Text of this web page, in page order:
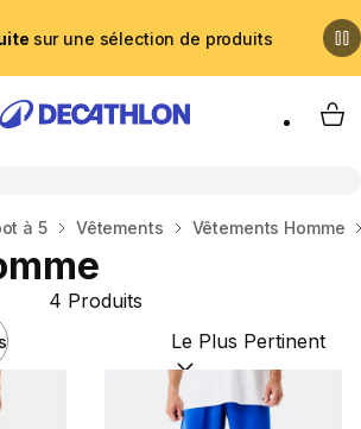
sur une sélection de produits
My
à 5 Vêtements Vêtements Homme
4 Produits
Trier par :(optional)